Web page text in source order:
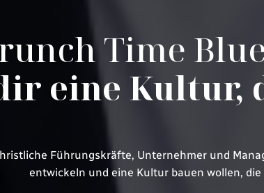
Time
eine Kultur,
Führungskräfte, Unternehmer und
entwickeln und eine Kultur bauen wollen, die